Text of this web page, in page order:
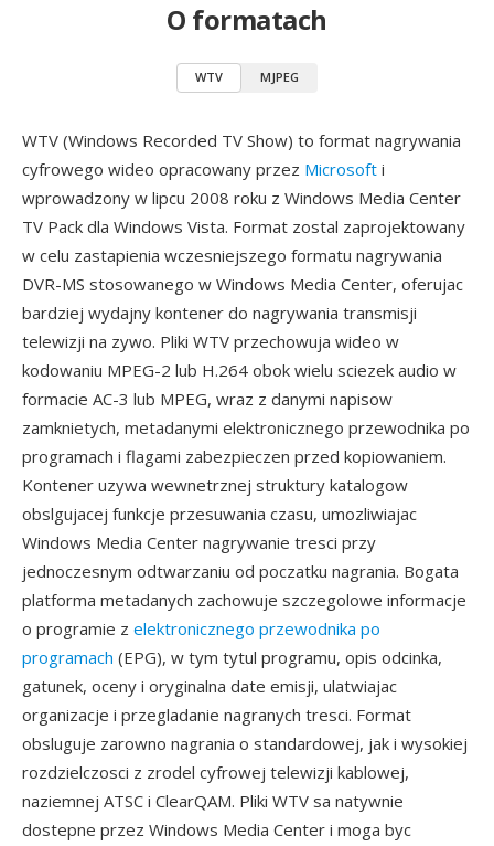
O formatach
WTV MJPEG
WTV (Windows Recorded TV Show) to format nagrywania
cyfrowego wideo opracowany przez Microsoft i
wprowadzony w lipcu 2008 roku z Windows Media Center
TV Pack dla Windows Vista. Format zostal zaprojektowany
w celu zastapienia wczesniejszego formatu nagrywania
DVR-MS stosowanego w Windows Media Center, oferujac
bardziej wydajny kontener do nagrywania transmisji
telewizji na zywo. Pliki WTV przechowuja wideo w
kodowaniu MPEG-2 lub H.264 obok wielu sciezek audio w
formacie AC-3 lub MPEG, wraz z danymi napisow
zamknietych, metadanymi elektronicznego przewodnika po
programach i flagami zabezpieczen przed kopiowaniem.
Kontener uzywa wewnetrznej struktury katalogow
obslgujacej funkcje przesuwania czasu, umozliwiajac
Windows Media Center nagrywanie tresci przy
jednoczesnym odtwarzaniu od poczatku nagrania. Bogata
platforma metadanych zachowuje szczegolowe informacje
o programie z elektronicznego przewodnika po
programach (EPG), w tym tytul programu, opis odcinka,
gatunek, oceny i oryginalna date emisji, ulatwiajac
organizacje i przegladanie nagranych tresci. Format
obsluguje zarowno nagrania o standardowej, jak i wysokiej
rozdzielczosci z zrodel cyfrowej telewizji kablowej,
naziemnej ATSC i ClearQAM. Pliki WTV sa natywnie
dostepne przez Windows Media Center i moga byc